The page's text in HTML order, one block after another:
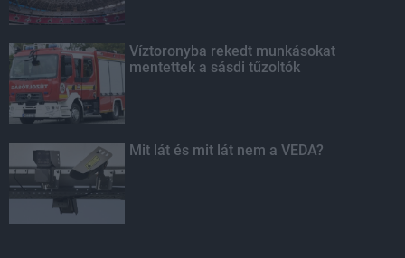
Víztoronyba rekedt munkásokat
mentettek a sásdi tűzoltók
Mit lát és mit lát nem a VÉDA?